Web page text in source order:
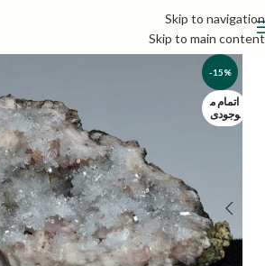
Skip to navigation
Skip to main content
-15%
اتمام م
وجودی